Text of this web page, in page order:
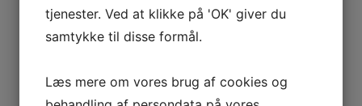
Se en video af vores hovedafdeling i
tjenester. Ved at klikke på 'OK' giver du
samtykke til disse formål.
Læs mere om vores brug af cookies og